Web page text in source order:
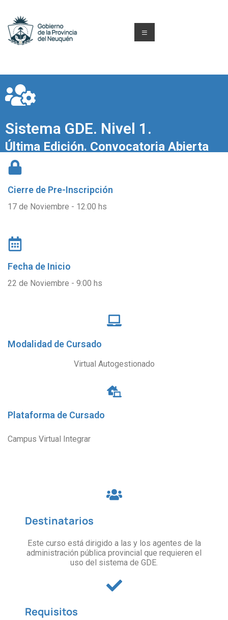
Sistema GDE. Nivel 1.
Última Edición. Convocatoria Abierta
Cierre de Pre-Inscripción
17 de Noviembre - 12:00 hs
Fecha de Inicio
22 de Noviembre - 9:00 hs
Modalidad de Cursado
Virtual Autogestionado
Plataforma de Cursado
Campus Virtual Integrar
Destinatarios
Este curso está dirigido a las y los agentes de la
administración pública provincial que requieren el
uso del sistema de GDE.
Requisitos